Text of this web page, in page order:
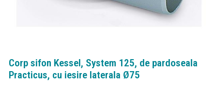
Corp sifon Kessel, System 125, de pardoseala
Practicus, cu iesire laterala Ø75